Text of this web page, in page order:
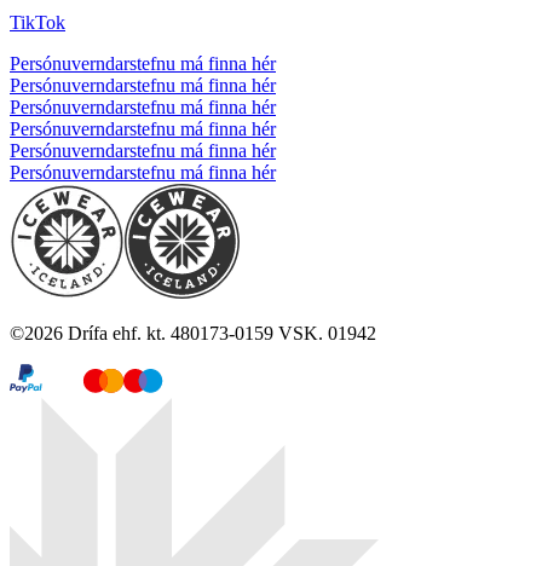
TikTok
Persónuverndarstefnu má finna hér
Persónuverndarstefnu má finna hér
Persónuverndarstefnu má finna hér
Persónuverndarstefnu má finna hér
Persónuverndarstefnu má finna hér
Persónuverndarstefnu má finna hér
©2026 Drífa ehf. kt. 480173-0159 VSK. 01942